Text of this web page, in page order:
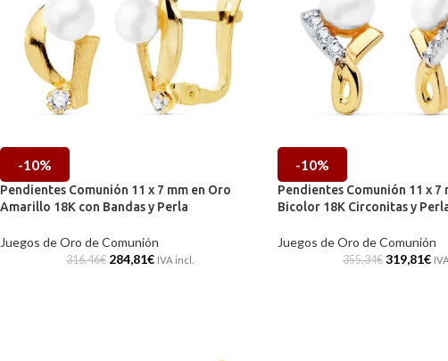
-10%
Pendientes Comunión 11 x 7 mm en Oro
Amarillo 18K con Bandas y Perla
Juegos de Oro de Comunión
316,46€ 284,81€ IVA incl.
-10%
Pendientes Comunión 11 x 7
Bicolor 18K Circonitas y
Juegos de Oro de Comunión
355,34€ 319,81€